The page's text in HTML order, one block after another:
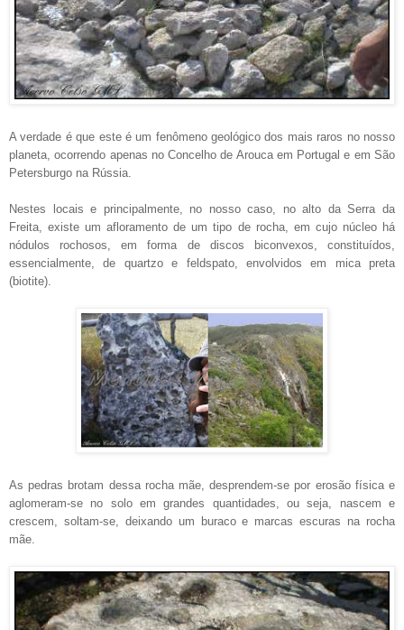
A verdade é que este é um fenômeno geológico dos mais raros no nosso
planeta, ocorrendo apenas no Concelho de Arouca em Portugal e em São
Petersburgo na Rússia.
Nestes locais e principalmente, no nosso caso, no alto da Serra da
Freita, existe um afloramento de um tipo de rocha, em cujo núcleo há
nódulos rochosos, em forma de discos biconvexos, constituídos,
essencialmente, de quartzo e feldspato, envolvidos em mica preta
(biotite).
As pedras brotam dessa rocha mãe, desprendem-se por erosão física e
aglomeram-se no solo em grandes quantidades, ou seja, nascem e
crescem, soltam-se, deixando um buraco e marcas escuras na rocha
mãe.